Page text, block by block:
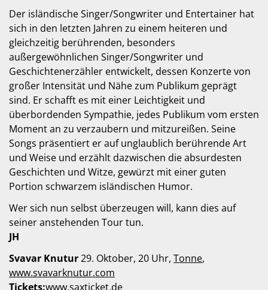
Der isländische Singer/Songwriter und Entertainer hat
sich in den letzten Jahren zu einem heiteren und
gleichzeitig berührenden, besonders
außergewöhnlichen Singer/Songwriter und
Geschichtenerzähler entwickelt, dessen Konzerte von
großer Intensität und Nähe zum Publikum geprägt
sind. Er schafft es mit einer Leichtigkeit und
überbordenden Sympathie, jedes Publikum vom ersten
Moment an zu verzaubern und mitzureißen. Seine
Songs präsentiert er auf unglaublich berührende Art
und Weise und erzählt dazwischen die absurdesten
Geschichten und Witze, gewürzt mit einer guten
Portion schwarzem isländischen Humor.
Wer sich nun selbst überzeugen will, kann dies auf
seiner anstehenden Tour tun.
JH
Svavar Knutur29. Oktober, 20 Uhr, Tonne,
www.svavarknutur.com
Tickets:www.saxticket.de